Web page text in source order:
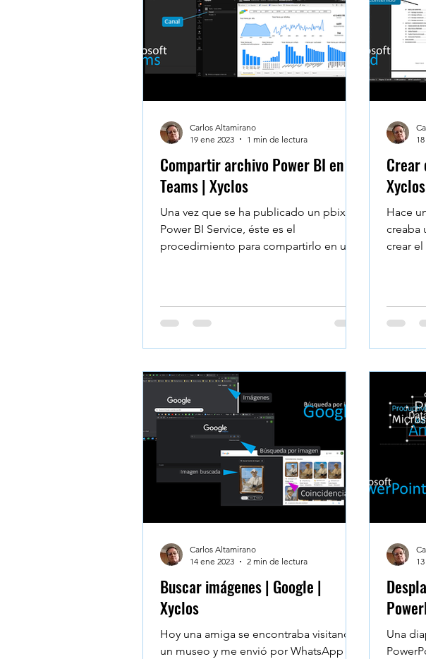
ingresar
Compartir archivo Power BI en
Teams | Xyclos
Una vez que se ha publicado un pbix en
Power BI Service, éste es el
procedimiento para compartirlo en un
Carlos Altamirano
19 ene 2023
1 min de lectura
Crear
Xyclos
Hace
creaba
crear
Buscar imágenes | Google |
Xyclos
Hoy una amiga se encontraba visitando
un museo y me envió por WhatsApp
Carlos Altamirano
14 ene 2023
2 min de lectura
Una